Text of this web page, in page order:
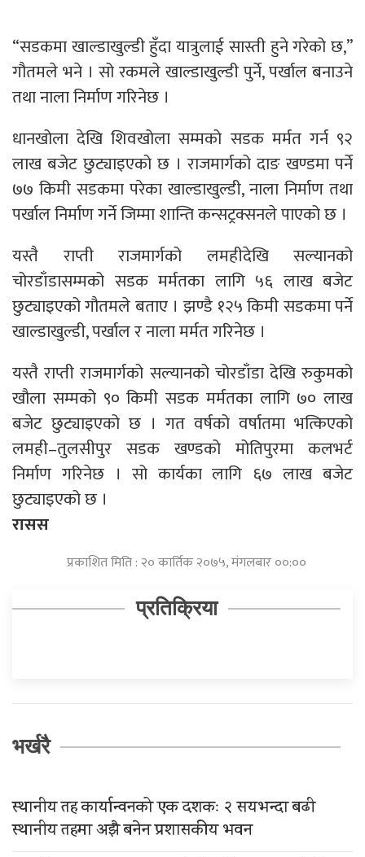
“सडकमा खाल्डाखुल्डी हुँदा यात्रुलाई सास्ती हुने गरेको छ,”
गौतमले भने । सो रकमले खाल्डाखुल्डी पुर्ने, पर्खाल बनाउने
तथा नाला निर्माण गरिनेछ ।
धानखोला देखि शिवखोला सम्मको सडक मर्मत गर्न ९२
लाख बजेट छुट्याइएको छ । राजमार्गको दाङ खण्डमा पर्ने
७७ किमी सडकमा परेका खाल्डाखुल्डी, नाला निर्माण तथा
पर्खाल निर्माण गर्ने जिम्मा शान्ति कन्सट्रक्सनले पाएको छ ।
यस्तै राप्ती राजमार्गको लमहीदेखि सल्यानको
चोरडाँडासम्मको सडक मर्मतका लागि ५६ लाख बजेट
छुट्याइएको गौतमले बताए । झण्डै १२५ किमी सडकमा पर्ने
खाल्डाखुल्डी, पर्खाल र नाला मर्मत गरिनेछ ।
यस्तै राप्ती राजमार्गको सल्यानको चोरडाँडा देखि रुकुमको
खौला सम्मको ९० किमी सडक मर्मतका लागि ७० लाख
बजेट छुट्याइएको छ । गत वर्षको वर्षातमा भत्किएको
लमही–तुलसीपुर सडक खण्डको मोतिपुरमा कलभर्ट
निर्माण गरिनेछ । सो कार्यका लागि ६७ लाख बजेट
छुट्याइएको छ ।
रासस
प्रकाशित मिति : २० कार्तिक २०७५, मंगलबार ००:००
प्रतिक्रिया
भर्खरै
स्थानीय तह कार्यान्वनको एक दशकः २ सयभन्दा बढी
स्थानीय तहमा अझै बनेन प्रशासकीय भवन